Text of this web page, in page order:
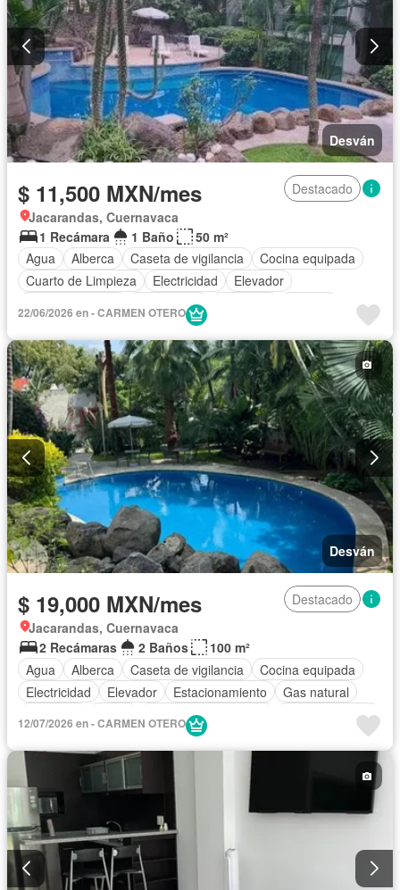
Desván
$ 11,500 MXN/mes
Destacado
Jacarandas, Cuernavaca
1 Recámara
1 Baño
50 m²
Agua
Alberca Caseta de vigilancia
Cocina equipada
Cuarto de Limpieza
Electricidad
Elevador
Gas natural
Recámara con closet
Terraza
Wifi
Parcialmente amueblado
22/06/2026 en - CARMEN OTERO
Desván
$ 19,000 MXN/mes
Destacado
Jacarandas, Cuernavaca
2 Recámaras
2 Baños
100 m²
Agua
Alberca Caseta de vigilancia
Cocina equipada
Electricidad
Elevador Estacionamiento
Gas natural
Recámara con closet
Sala polivalente
Parcialmente amueblado
12/07/2026 en - CARMEN OTERO